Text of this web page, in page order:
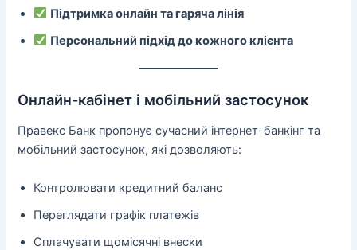
Підтримка онлайн та гаряча лінія
Персональний підхід до кожного клієнта
Онлайн-кабінет і мобільний застосунок
Правекс Банк пропонує сучасний інтернет-банкінг та
мобільний застосунок, які дозволяють:
Контролювати кредитний баланс
Переглядати графік платежів
Сплачувати щомісячні внески